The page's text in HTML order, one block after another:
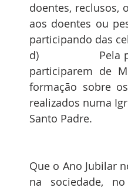
doentes, reclusos,
aos doentes ou
participando das
d)
participarem de
formação sobre
realizados numa
Santo Padre.
Que o Ano Jubilar
na sociedade,